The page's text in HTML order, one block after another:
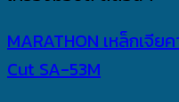
MARATHON เหล็กเจีย
Cut SA-53M